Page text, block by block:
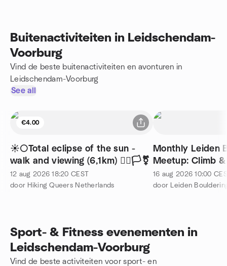
Buitenactiviteiten in Leidschendam-
Voorburg
Vind de beste buitenactiviteiten en avonturen in
Leidschendam-Voorburg
See all
€4.00
☀️🌕Total eclipse of the sun -
walk and viewing (6,1km) 🏳️‍🌈🏳️‍⚧️
12 aug 2026 18:20 CEST
door Hiking Queers Netherlands
Monthly Leiden
Meetup:
16 aug 2026 10:00
door Leiden
Sport- & Fitness evenementen in
Leidschendam-Voorburg
Vind de beste activiteiten voor sport- en